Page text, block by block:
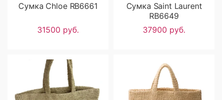
Сумка Chloe RB6661
31500 руб.
Сумка Saint Laurent
RB6649
37900 руб.